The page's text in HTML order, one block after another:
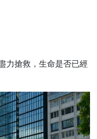
力搶救，生命是否已經